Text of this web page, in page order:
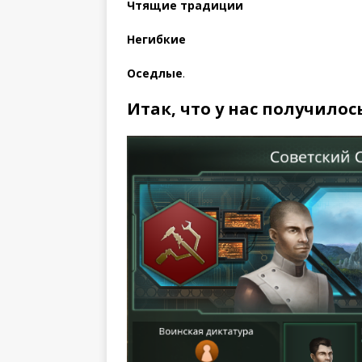
Чтящие традиции
Негибкие
Оседлые.
Итак, что у нас